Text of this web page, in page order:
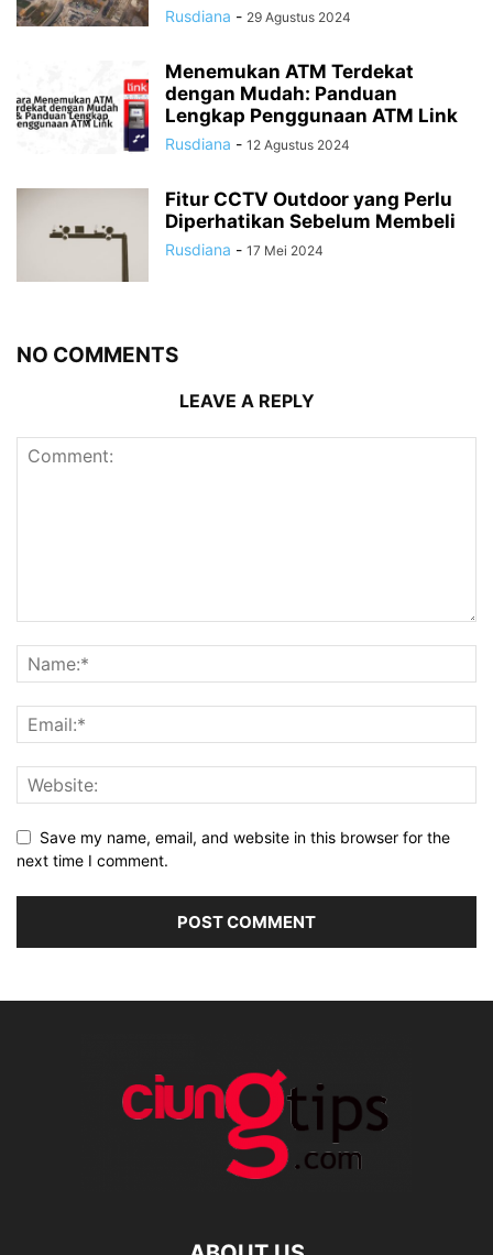
Rusdiana - 29 Agustus 2024
Menemukan ATM Terdekat
dengan Mudah: Panduan
Lengkap Penggunaan ATM Link
Rusdiana - 12 Agustus 2024
Fitur CCTV Outdoor yang Perlu
Diperhatikan Sebelum Membeli
Rusdiana - 17 Mei 2024
NO COMMENTS
LEAVE A REPLY
Save my name, email, and website in this browser for the
next time I comment.